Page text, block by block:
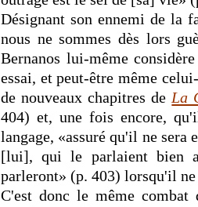
Désignant son ennemi de la
nous ne sommes dès lors
Bernanos lui-même
essai, et peut-être même
de nouveaux chapitres de La
404) et, une fois encore,
langage, «assuré qu'il ne sera
[lui], qui le parlaient bien
parleront» (p. 403) lorsqu'il ne
C'est donc le même